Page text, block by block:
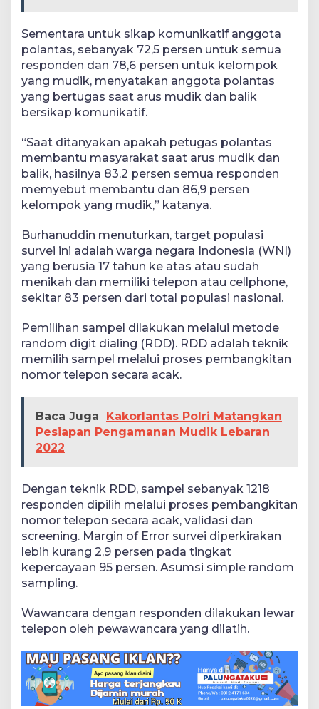
Sementara untuk sikap komunikatif anggota
polantas, sebanyak 72,5 persen untuk semua
responden dan 78,6 persen untuk kelompok
yang mudik, menyatakan anggota polantas
yang bertugas saat arus mudik dan balik
bersikap komunikatif.
“Saat ditanyakan apakah petugas polantas
membantu masyarakat saat arus mudik dan
balik, hasilnya 83,2 persen semua responden
memyebut membantu dan 86,9 persen
kelompok yang mudik,” katanya.
Burhanuddin menuturkan, target populasi
survei ini adalah warga negara Indonesia (WNI)
yang berusia 17 tahun ke atas atau sudah
menikah dan memiliki telepon atau cellphone,
sekitar 83 persen dari total populasi nasional.
Pemilihan sampel dilakukan melalui metode
random digit dialing (RDD). RDD adalah teknik
memilih sampel melalui proses pembangkitan
nomor telepon secara acak.
Baca Juga
Kakorlantas Polri Matangkan
Pesiapan Pengamanan Mudik Lebaran
2022
Dengan teknik RDD, sampel sebanyak 1218
responden dipilih melalui proses pembangkitan
nomor telepon secara acak, validasi dan
screening. Margin of Error survei diperkirakan
lebih kurang 2,9 persen pada tingkat
kepercayaan 95 persen. Asumsi simple random
sampling.
Wawancara dengan responden dilakukan lewar
telepon oleh pewawancara yang dilatih.